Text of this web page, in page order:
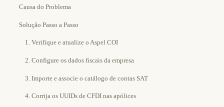
Causa do Problema
Solução Passo a Passo
1. Verifique e atualize o Aspel COI
2. Configure os dados fiscais da empresa
3. Importe e associe o catálogo de contas SAT
4. Corrija os UUIDs de CFDI nas apólices